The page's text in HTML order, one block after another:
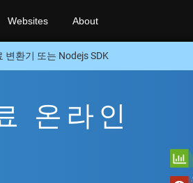
Websites About
변환기 또는 Nodejs SDK
온라인